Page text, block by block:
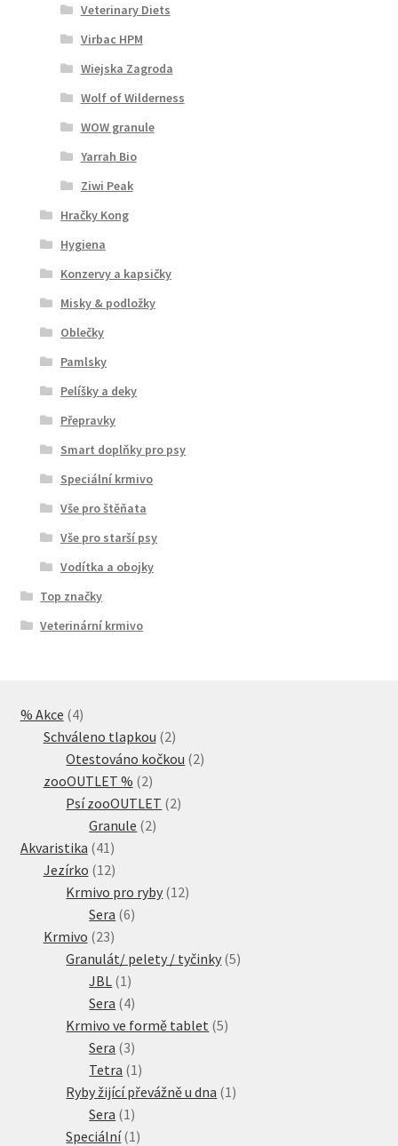
Veterinary Diets
Virbac HPM
Wiejska Zagroda
Wolf of Wilderness
WOW granule
Yarrah Bio
Ziwi Peak
Hračky Kong
Hygiena
Konzervy a kapsičky
Misky & podložky
Oblečky
Pamlsky
Pelíšky a deky
Přepravky
Smart doplňky pro psy
Speciální krmivo
Vše pro štěňata
Vše pro starší psy
Vodítka a obojky
Top značky
Veterinární krmivo
% Akce 44
produkty
Schváleno tlapkou 22
produkty
Otestováno kočkou 22
zooOUTLET % 22
produkty
Psí zooOUTLET 22
Granule 22
Akvaristika 41 41
produktů
Jezírko 1212
produktů
Krmivo pro ryby 1212
Sera 66
Krmivo 2323
produktů
Granulát/ pelety / tyčinky 55
JBL 1 1
produkt
Sera 44
produkty
Krmivo ve formě tablet 55
Sera 33
produkty
Tetra 1 1
produkt
Ryby žijící převážně u dna 1 1
Sera 1 1
produkt
Speciální 1 1